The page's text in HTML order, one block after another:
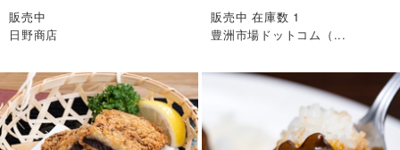
販売中
日野商店
販売中 在庫数 1
豊洲市場ドットコム（...